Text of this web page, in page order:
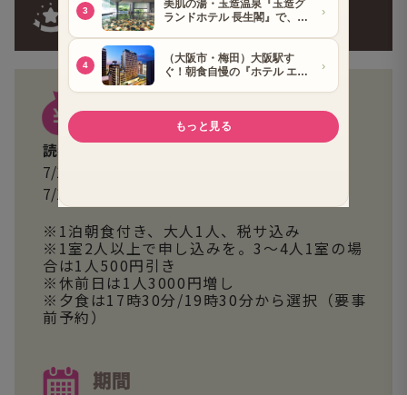
1泊2食付き「春日膳」プラン
読者特別価格
7/17まで、8/17～9/30 14,500円
7/18～8/7 15,000円
※1泊朝食付き、大人1人、税サ込み
※1室2人以上で申し込みを。3～4人1室の場
合は1人500円引き
※休前日は1人3000円増し
※夕食は17時30分/19時30分から選択（要事
前予約）
期間